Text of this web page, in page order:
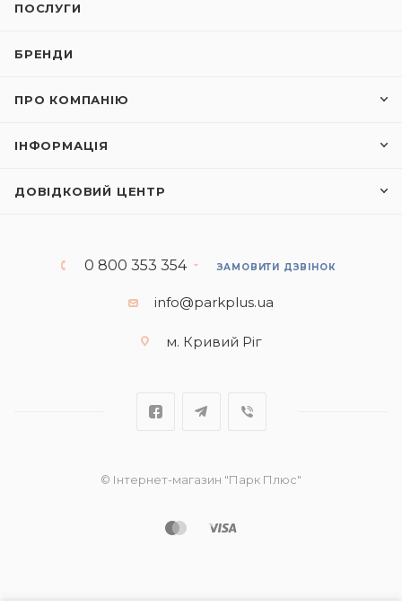
ПОСЛУГИ
БРЕНДИ
ПРО КОМПАНІЮ
ІНФОРМАЦІЯ
ДОВІДКОВИЙ ЦЕНТР
0 800 353 354 ЗАМОВИТИ ДЗВІНОК
info@parkplus.ua
м. Кривий Ріг
© Інтернет-магазин "Парк Плюс"